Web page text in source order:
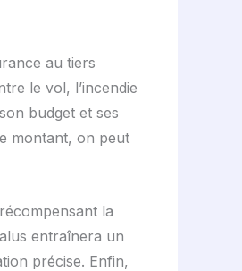
au tiers
le vol, l’incendie
budget et ses
montant, on peut
la
entraînera un
précise. Enfin,